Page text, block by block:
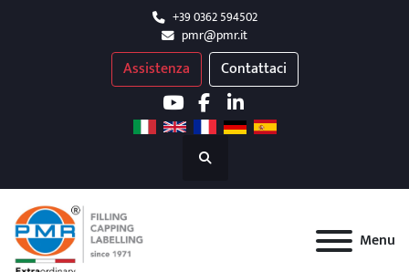
+39 0362 594502
pmr@pmr.it
Assistenza Contattaci
youtube
facebook
linkedin
Cerca
Menu